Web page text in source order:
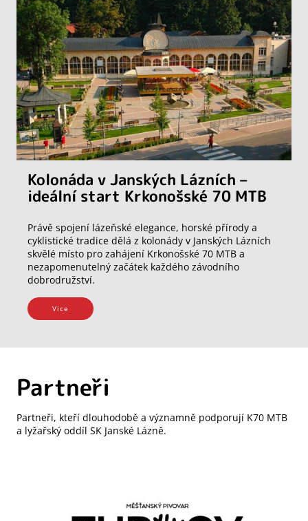
Kolonáda v Janských Lázních –
ideální start Krkonošské 70 MTB
Právě spojení lázeňské elegance, horské přírody a
cyklistické tradice dělá z kolonády v Janských Lázních
skvělé místo pro zahájení Krkonošské 70 MTB a
nezapomenutelný začátek každého závodního
dobrodružství.
Vice
Partneři
Partneři, kteří dlouhodobě a významně podporují K70 MTB
a lyžařský oddíl SK Janské Lázně.